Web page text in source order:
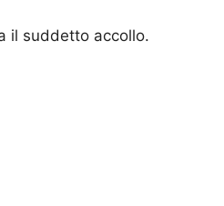
il suddetto accollo.